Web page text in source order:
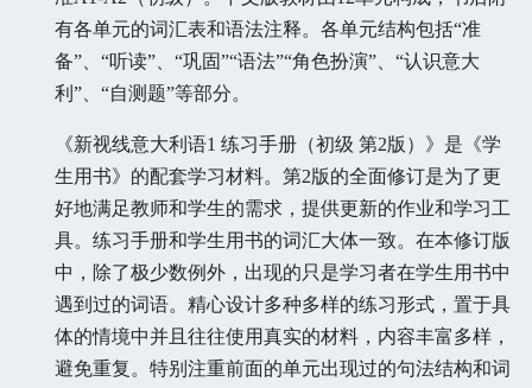
有各单元的词汇表和语法注释。各单元结构包括“准
备”、“听读”、“巩固”“语法”“角色扮演”、“认识意大
利”、“自测题”等部分。
《新视线意大利语1 练习手册（初级 第2版）》是《学
生用书》的配套学习材料。第2版的全面修订是为了更
好地满足教师和学生的需求，提供更新的作业和学习工
具。练习手册和学生用书的词汇大体一致。在本修订版
中，除了极少数例外，出现的只是学习者在学生用书中
遇到过的词语。精心设计多种多样的练习形式，置于具
体的情境中并且往往使用真实的材料，内容丰富多样，
避免重复。特别注重前面的单元出现过的句法结构和词